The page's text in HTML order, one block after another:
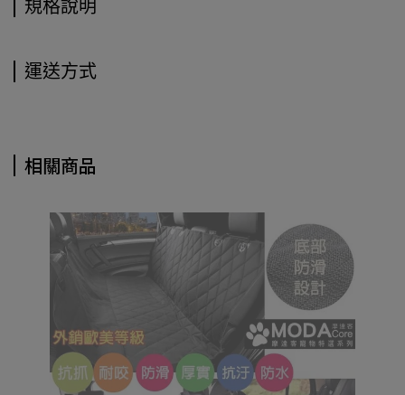
規格說明
運送方式
相關商品